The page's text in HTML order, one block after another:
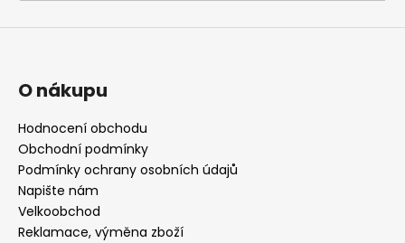
O nákupu
Hodnocení obchodu
Obchodní podmínky
Podmínky ochrany osobních údajů
Napište nám
Velkoobchod
Reklamace, výměna zboží